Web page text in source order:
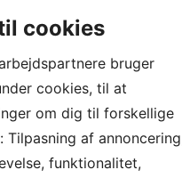
cookies
bruger
cookies, til at
om dig til forskellige
Tilpasning af
funktionalitet,